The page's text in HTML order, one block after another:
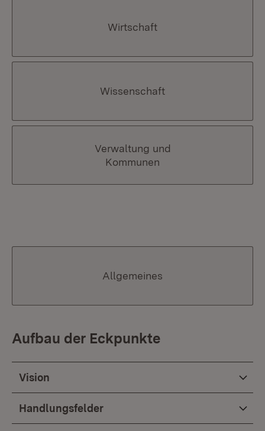
Wirtschaft
Wissenschaft
Verwaltung und
Kommunen
Allgemeines
Aufbau der Eckpunkte
Vision
Handlungsfelder